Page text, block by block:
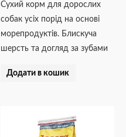
Сухий корм для дорослих
собак усіх порід на основі
морепродуктів. Блискуча
шерсть та догляд за зубами
Додати в кошик